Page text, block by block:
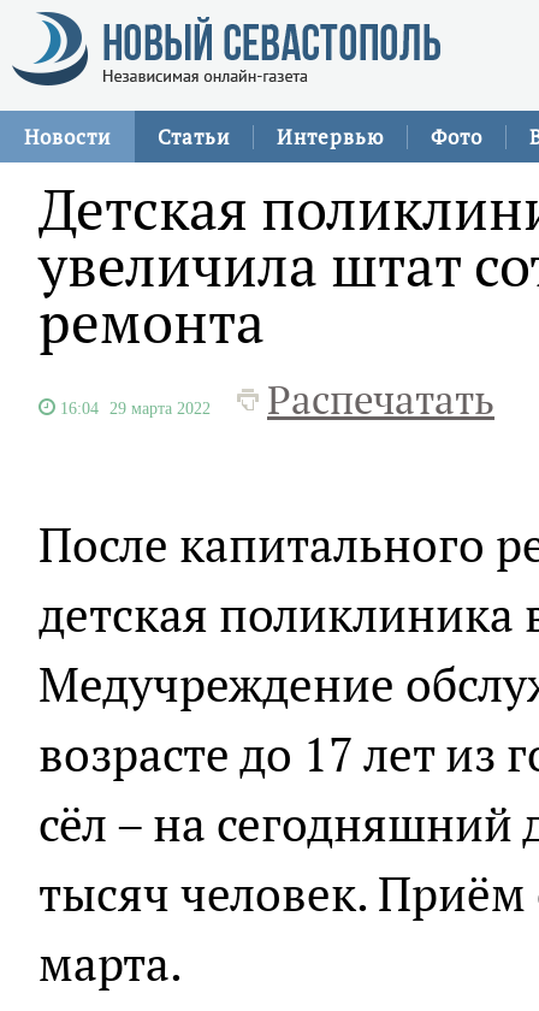
Новости Статьи Интервью Фото
Детская
увеличила штат
ремонта
16:04 29 марта 2022 Распечатать
После капитального
детская
Медучреждение
возрасте до 17 лет
сёл – на сегодняшний
тысяч человек. Приём
марта.